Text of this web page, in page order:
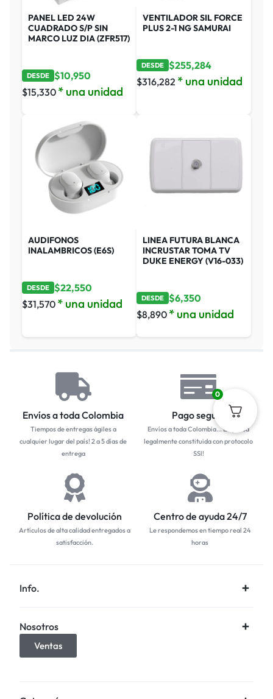
PANEL LED 24W
CUADRADO S/P SIN
MARCO LUZ DIA (ZFR517)
DESDE $10,950
$15,330 * una unidad
VENTILADOR SIL FORCE
PLUS 2-1 NG SAMURAI
DESDE $255,284
$316,282 * una unidad
AUDIFONOS
INALAMBRICOS (E6S)
DESDE $22,550
$31,570 * una unidad
LINEA FUTURA BLANCA
INCRUSTAR TOMA TV
DUKE ENERGY (V16-033)
DESDE $6,350
$8,890 * una unidad
Envíos a toda Colombia
Tiempos de entregas ágiles a
cualquier lugar del país! 2 a 5 días de
entrega
Pago seguro
Envíos a toda Colombia... Empresa
legalmente constituida con protocolo
SSl!
Política de devolución
Artículos de alta calidad entregados a
satisfacción.
Centro de ayuda 24/7
Le respondemos en tiempo real 24
horas
Info.
Nosotros
Ventas
0